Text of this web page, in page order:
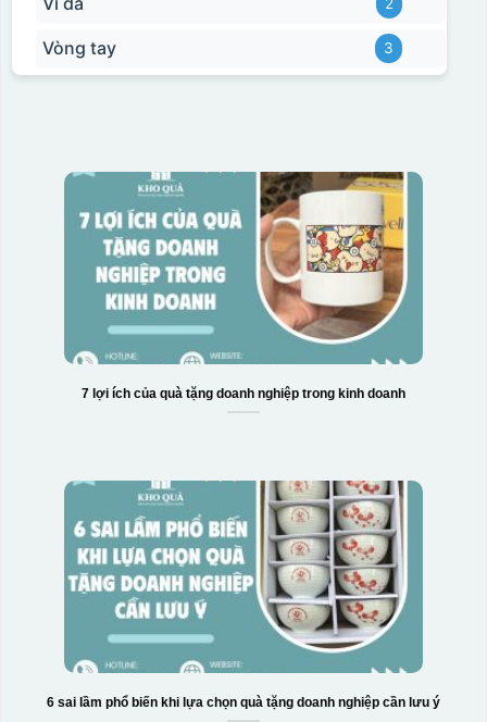
Vòng tay 3
7 lợi ích của quà tặng doanh nghiệp trong kinh doanh
6 sai lầm phổ biến khi lựa chọn quà tặng doanh nghiệp cần lưu ý